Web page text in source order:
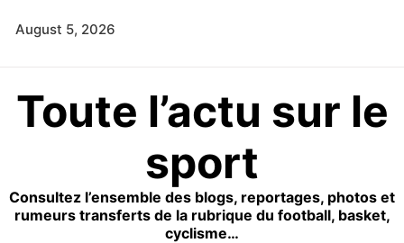
August 5, 2026
Toute l’actu sur le
sport
Consultez l’ensemble des blogs, reportages, photos et
rumeurs transferts de la rubrique du football, basket,
cyclisme…